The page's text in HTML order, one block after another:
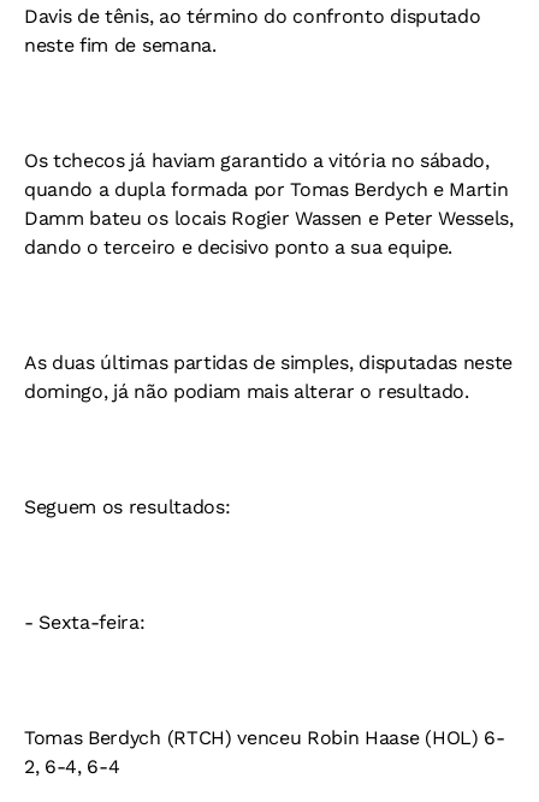
Davis de tênis, ao término do confronto disputado
neste fim de semana.
Os tchecos já haviam garantido a vitória no sábado,
quando a dupla formada por Tomas Berdych e Martin
Damm bateu os locais Rogier Wassen e Peter Wessels,
dando o terceiro e decisivo ponto a sua equipe.
As duas últimas partidas de simples, disputadas neste
domingo, já não podiam mais alterar o resultado.
Seguem os resultados:
- Sexta-feira:
Tomas Berdych (RTCH) venceu Robin Haase (HOL) 6-
2, 6-4, 6-4